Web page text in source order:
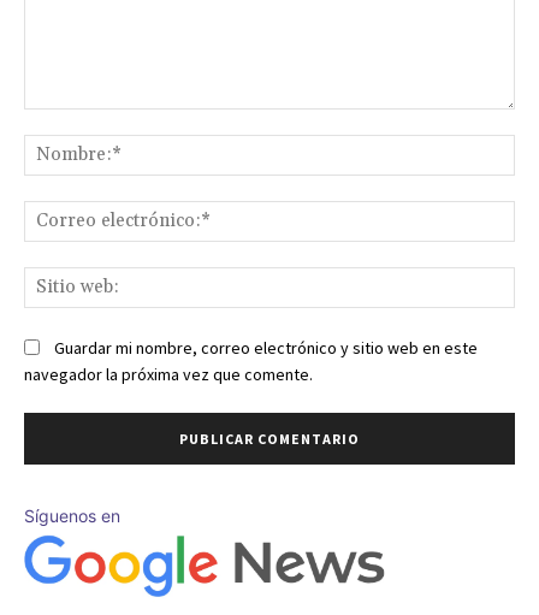
Guardar mi nombre, correo electrónico y sitio web en este
navegador la próxima vez que comente.
Síguenos en